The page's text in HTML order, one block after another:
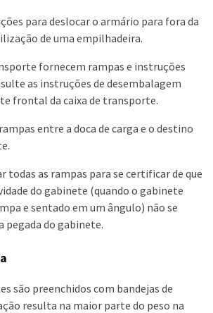
para deslocar o armário para fora da
de uma empilhadeira.
fornecem rampas e instruções
as instruções de desembalagem
frontal da caixa de transporte.
entre a doca de carga e o destino
todas as rampas para se certificar de que
do gabinete (quando o gabinete
e sentado em um ângulo) não se
pegada do gabinete.
são preenchidos com bandejas de
resulta na maior parte do peso na